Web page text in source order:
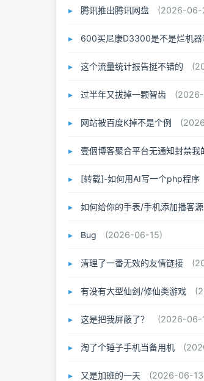
腾讯推出腾讯网盘 (2026-06-
600买尼康D3300是不是烂机器
这个流量统计报告挺不错的
过半年又拔掉一颗智齿
网站被百度K掉不是个例
壹個博客聚合平台无通知封禁我
[转载]-如何用AI写一个php程序
如何给你的手表/手机添加播客
Bug (2026-06-15)
清理了一番无效的友情链接
有没有大型仙剑/修仙类游戏
这是把我屏蔽了？ (2026-06-
淘了个锤子手机当备用机
又是加班的一天 (2026-06-